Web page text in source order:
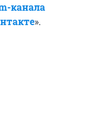
канала
».